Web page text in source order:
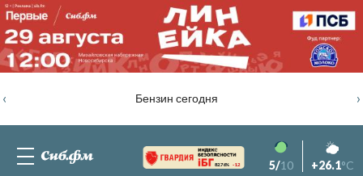
Бензин сегодня
‹ ›
82.76% -1.2 5/10 +26.1°C